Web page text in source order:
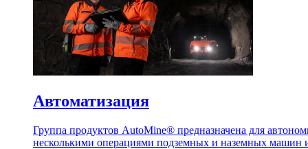
Автоматизация
Группа продуктов AutoMine® предназначена для
несколькими операциями подземных и наземных машин